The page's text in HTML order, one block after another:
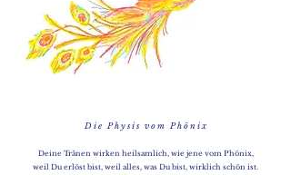
D i e P h y s i s v o m P h ö n i x
Deine Tränen wirken heilsamlich, wie jene vom Phönix,
weil Du erlöst bist, weil alles, was Du bist, wirklich schön ist.